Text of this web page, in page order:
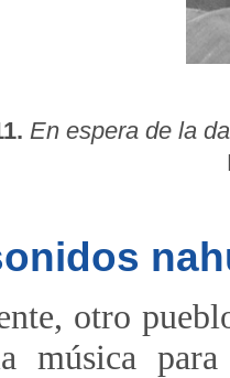
En espera de la
otro
música para